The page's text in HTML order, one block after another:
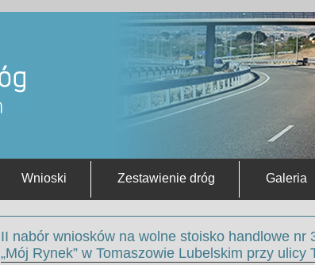
Wnioski Zestawienie dróg Galeria
II nabór wniosków na wolne stoisko handlowe nr
„Mój Rynek” w Tomaszowie Lubelskim przy ulicy